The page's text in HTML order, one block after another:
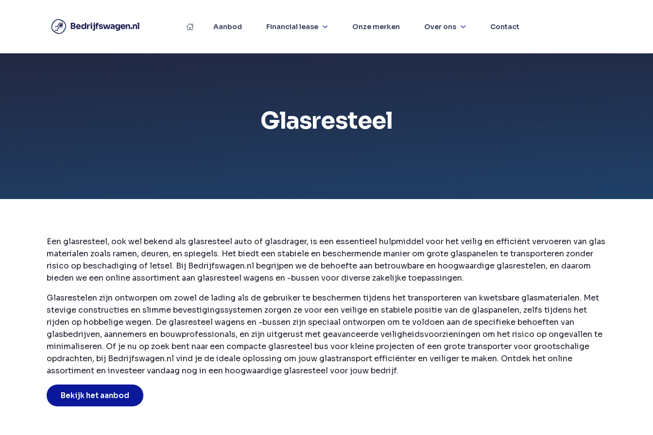
Aanbod Financial lease Onze merken Over ons Contact
Glasresteel
Een glasresteel, ook wel bekend als glasresteel auto of glasdrager, is een essentieel hulpmiddel voor het veilig en efficiënt vervoeren van glas
materialen zoals ramen, deuren, en spiegels. Het biedt een stabiele en beschermende manier om grote glaspanelen te transporteren zonder
risico op beschadiging of letsel. Bij Bedrijfswagen.nl begrijpen we de behoefte aan betrouwbare en hoogwaardige glasrestelen, en daarom
bieden we een online assortiment aan glasresteel wagens en -bussen voor diverse zakelijke toepassingen.
Glasrestelen zijn ontworpen om zowel de lading als de gebruiker te beschermen tijdens het transporteren van kwetsbare glasmaterialen. Met
stevige constructies en slimme bevestigingssystemen zorgen ze voor een veilige en stabiele positie van de glaspanelen, zelfs tijdens het
rijden op hobbelige wegen. De glasresteel wagens en -bussen zijn speciaal ontworpen om te voldoen aan de specifieke behoeften van
glasbedrijven, aannemers en bouwprofessionals, en zijn uitgerust met geavanceerde veiligheidsvoorzieningen om het risico op ongevallen te
minimaliseren. Of je nu op zoek bent naar een compacte glasresteel bus voor kleine projecten of een grote transporter voor grootschalige
opdrachten, bij Bedrijfswagen.nl vind je de ideale oplossing om jouw glastransport efficiënter en veiliger te maken. Ontdek het online
assortiment en investeer vandaag nog in een hoogwaardige glasresteel voor jouw bedrijf.
Bekijk het aanbod